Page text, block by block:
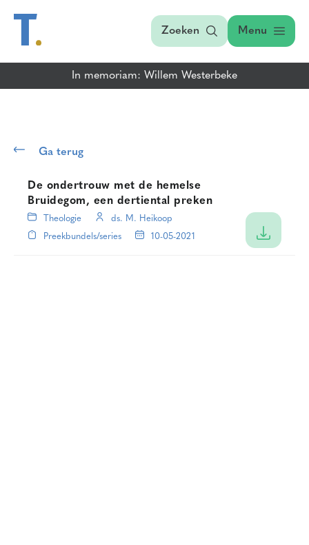
Zoeken Menu
In memoriam: Willem Westerbeke
Ga terug
De ondertrouw met de hemelse
Bruidegom, een dertiental preken
Theologie
ds. M. Heikoop
Preekbundels/series
10-05-2021